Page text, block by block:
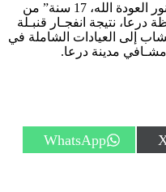
مراسل درعا 24: إصابة اليافع “هشام أنور العودة الله، 17 سنة” من
نتيجة انفجـار قنبـلة
إلى العيادات الشاملة في
مشـافي مدينة درعا.
S
h
WhatsApp